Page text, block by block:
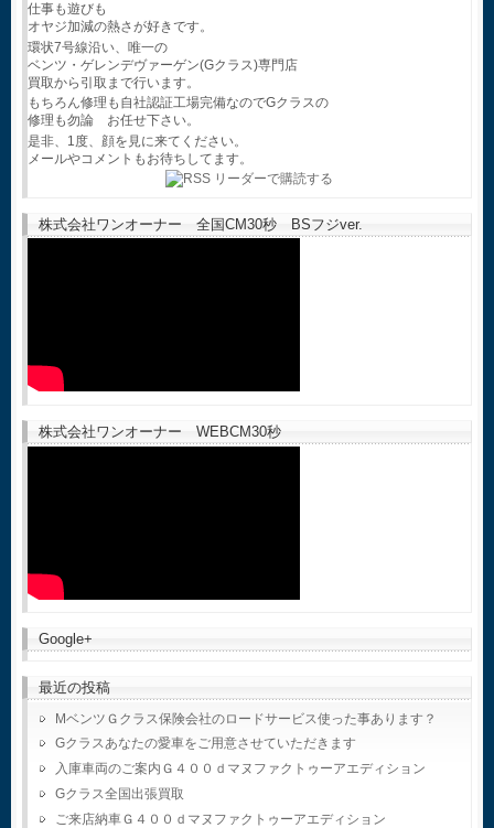
仕事も遊びも
オヤジ加減の熱さが好きです。
環状7号線沿い、唯一の
ベンツ・ゲレンデヴァーゲン(Gクラス)専門店
買取から引取まで行います。
もちろん修理も自社認証工場完備なのでGクラスの
修理も勿論 お任せ下さい。
是非、1度、顔を見に来てください。
メールやコメントもお待ちしてます。
株式会社ワンオーナー 全国CM30秒 BSフジver.
株式会社ワンオーナー WEBCM30秒
Google+
最近の投稿
MベンツＧクラス保険会社のロードサービス使った事あります？
Gクラスあなたの愛車をご用意させていただきます
入庫車両のご案内Ｇ４００ｄマヌファクトゥーアエディション
Gクラス全国出張買取
ご来店納車Ｇ４００ｄマヌファクトゥーアエディション